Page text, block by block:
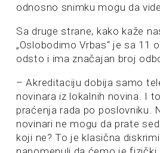
odnosno snimku mogu da
Sa druge strane, kako kaže
„Oslobodimo Vrbas“ je sa
odsto i ima značajan broj
– Akreditaciju dobija samo
novinara iz lokalnih novina. I
praćenja rada po poslovniku.
novinari ne mogu da prate
koji ne? To je klasična